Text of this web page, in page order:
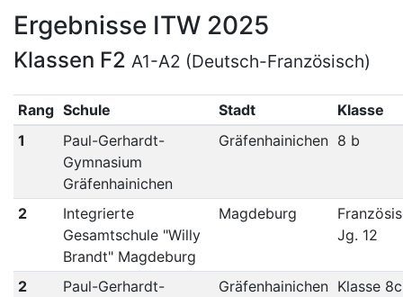
Ergebnisse ITW 2025
Klassen F2 A1-A2 (Deutsch-Französisch)
Rang Schule Stadt
Klasse
1
Paul-Gerhardt-
Gymnasium
Gräfenhainichen
Gräfenhainichen 8 b
2
Integrierte
Gesamtschule "Willy
Brandt" Magdeburg
Magdeburg
Jg. 12
2
Paul-Gerhardt-
Gräfenhainichen Klasse